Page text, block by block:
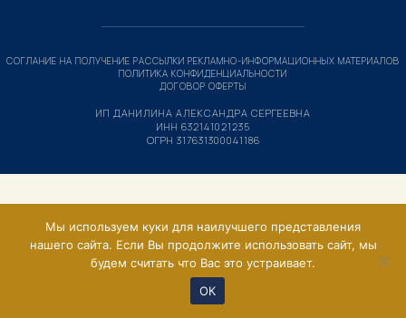
ИП ДАНИЛИНА АЛЕКСАНДРА СЕРГЕЕВНА
ИНН 632141021235
ОГРН 317631300041186
СОГЛАНИЕ НА ПОЛУЧЕНИЕ РАССЫЛКИ РЕКЛАМНО-ИНФОРМАЦИОННЫХ МАТЕРИАЛОВ
ПОЛИТИКА КОНФИДЕНЦИАЛЬНОСТИ
ДОГОВОР ОФЕРТЫ
Мы используем куки для наилучшего представления
нашего сайта. Если Вы продолжите использовать сайт, мы
будем считать что Вас это устраивает.
ОК